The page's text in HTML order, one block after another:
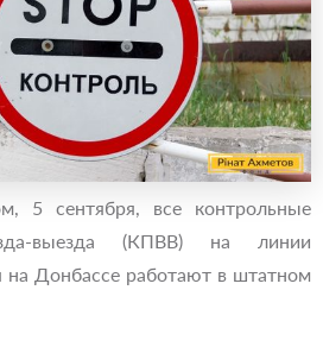
5 сентября, все контрольные
выезда (КПВВ) на линии
на Донбассе работают в штатном